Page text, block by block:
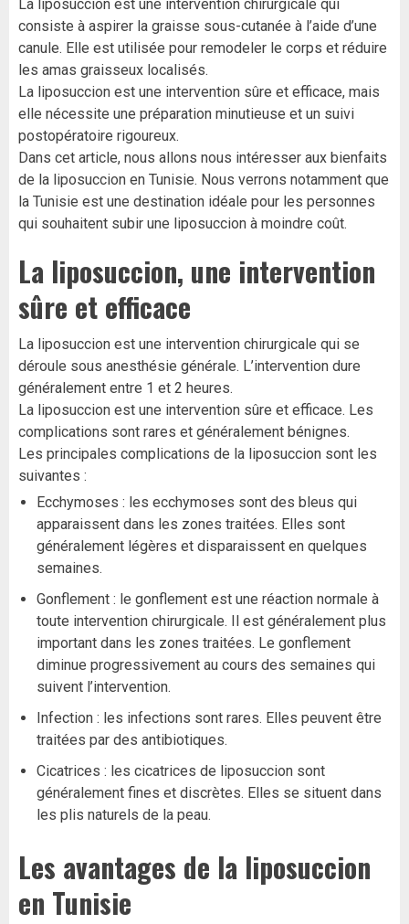
La liposuccion est une intervention chirurgicale qui
consiste à aspirer la graisse sous-cutanée à l’aide d’une
canule. Elle est utilisée pour remodeler le corps et réduire
les amas graisseux localisés.
La liposuccion est une intervention sûre et efficace, mais
elle nécessite une préparation minutieuse et un suivi
postopératoire rigoureux.
Dans cet article, nous allons nous intéresser aux bienfaits
de la liposuccion en Tunisie. Nous verrons notamment que
la Tunisie est une destination idéale pour les personnes
qui souhaitent subir une liposuccion à moindre coût.
La liposuccion, une intervention
sûre et efficace
La liposuccion est une intervention chirurgicale qui se
déroule sous anesthésie générale. L’intervention dure
généralement entre 1 et 2 heures.
La liposuccion est une intervention sûre et efficace. Les
complications sont rares et généralement bénignes.
Les principales complications de la liposuccion sont les
suivantes :
Ecchymoses : les ecchymoses sont des bleus qui
apparaissent dans les zones traitées. Elles sont
généralement légères et disparaissent en quelques
semaines.
Gonflement : le gonflement est une réaction normale à
toute intervention chirurgicale. Il est généralement plus
important dans les zones traitées. Le gonflement
diminue progressivement au cours des semaines qui
suivent l’intervention.
Infection : les infections sont rares. Elles peuvent être
traitées par des antibiotiques.
Cicatrices : les cicatrices de liposuccion sont
généralement fines et discrètes. Elles se situent dans
les plis naturels de la peau.
Les avantages de la liposuccion
en Tunisie